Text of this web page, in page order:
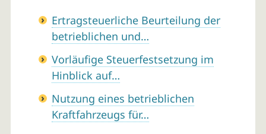
Ertragsteuerliche Beurteilung der
betrieblichen und…
Vorläufige Steuerfestsetzung im
Hinblick auf…
Nutzung eines betrieblichen
Kraftfahrzeugs für…